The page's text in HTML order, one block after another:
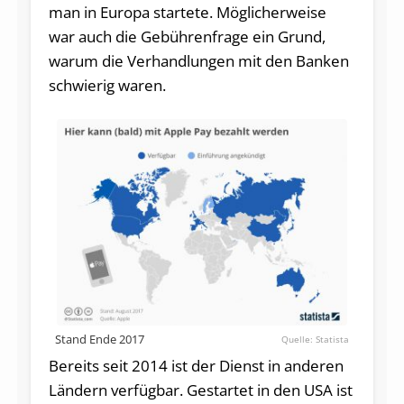
man in Europa startete. Möglicherweise
war auch die Gebührenfrage ein Grund,
warum die Verhandlungen mit den Banken
schwierig waren.
Stand Ende 2017 Statista
Bereits seit 2014 ist der Dienst in anderen
Ländern verfügbar. Gestartet in den USA ist